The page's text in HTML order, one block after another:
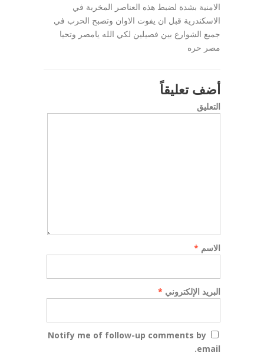
الامنية بشدة لضبط هذه العناصر المخربة في
الاسكندرية قبل ان يفوت الاوان وتصبح الحرب في
جميع الشوارع بين فصيلين لكي الله يامصر وتحيا
مصر حره
أضف تعليقاً
التعليق
الاسم *
البريد الإلكتروني *
Notify me of follow-up comments by
email.